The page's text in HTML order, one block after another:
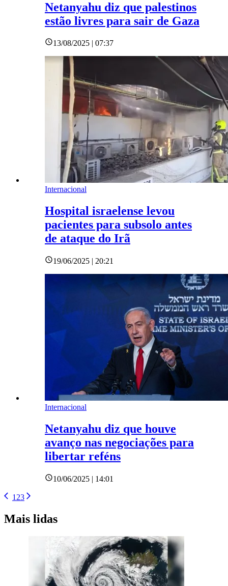
Netanyahu diz que palestinos
estão livres para sair de Gaza
13/08/2025 | 07:37
Internacional
Hospital israelense levou
pacientes para subsolo antes
de ataque do Irã
19/06/2025 | 20:21
Internacional
Netanyahu diz que houve
avanço nas negociações para
libertar reféns
10/06/2025 | 14:01
1 23
Mais lidas